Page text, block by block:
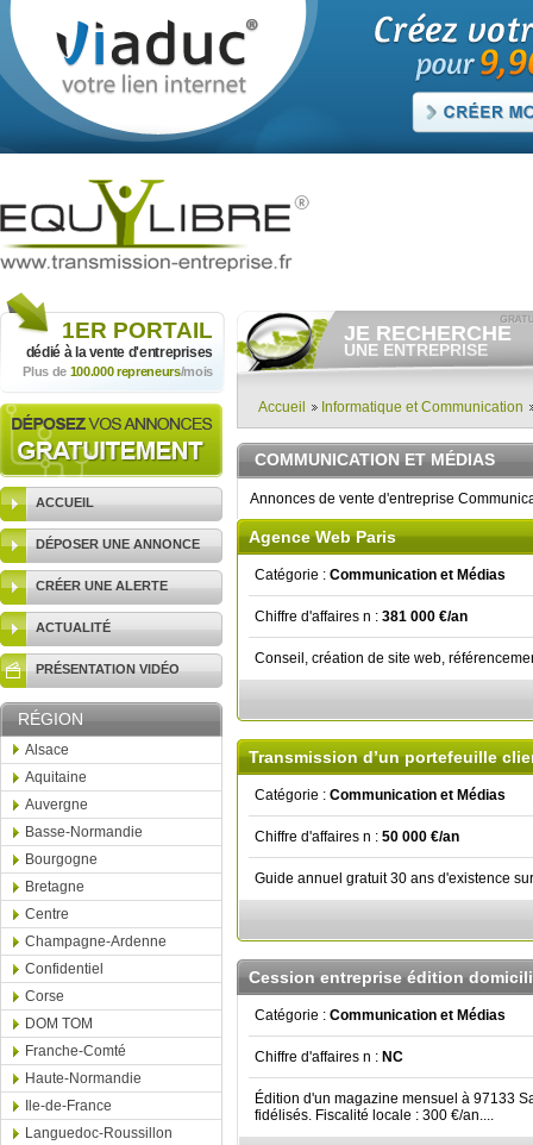
1ER PORTAIL
dédié à la vente d'entreprises
Plus de 100.000 repreneurs/mois
ACCUEIL
DÉPOSER UNE ANNONCE
CRÉER UNE ALERTE
ACTUALITÉ
PRÉSENTATION VIDÉO
RÉGION
Alsace
Aquitaine
Auvergne
Basse-Normandie
Bourgogne
Bretagne
Centre
Champagne-Ardenne
Confidentiel
Corse
DOM TOM
Franche-Comté
Haute-Normandie
Ile-de-France
Languedoc-Roussillon
JE RECHERCHE
UNE ENTREPRISE
Consulter gratuitementles
vendre.
Et/ou déposergratuitement
votre recherche d'entreprise.
RECHERCHER UNE
ANNONCE
Accueil Informatique et Communication
COMMUNICATION ET MÉDIAS
Annonces de vente d'entreprise
Agence Web Paris
Catégorie : Communication et Médias
Chiffre d'affaires n : 381 000 €/an
Conseil, création de site web,
Transmission d’un portefeuille
Catégorie : Communication et Médias
Chiffre d'affaires n : 50 000 €/an
Guide annuel gratuit 30 ans d'existence
Cession entreprise édition
Catégorie : Communication et Médias
Chiffre d'affaires n : NC
Édition d'un magazine mensuel à 97133
fidélisés. Fiscalité locale : 300 €/an....